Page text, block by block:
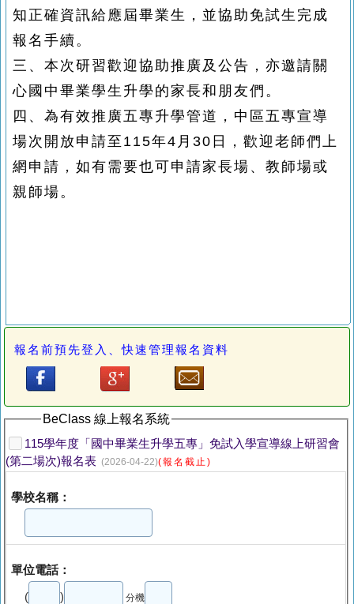
知正確資訊給應屆畢業生，並協助免試生完成
報名手續。
三、 本次研習歡迎協助推廣及公告，亦邀請關
心國中畢業學生升學的家長和朋友們。
四、 為有效推廣五專升學管道，中區五專宣導
場次開放申請至 115年4月30日
，歡迎老師們上
網申請 ， 如有需要也可申請家長場、教師場或
親師場。
報名前預先登入、快速管理報名資料
BeClass 線上報名系統
115學年度「國中畢業生升學五專」免試入學宣導線上研習會
(第二場次)報名表 (2026-04-22)(報名截止)
學校名稱：
單位電話：
( ) 分機